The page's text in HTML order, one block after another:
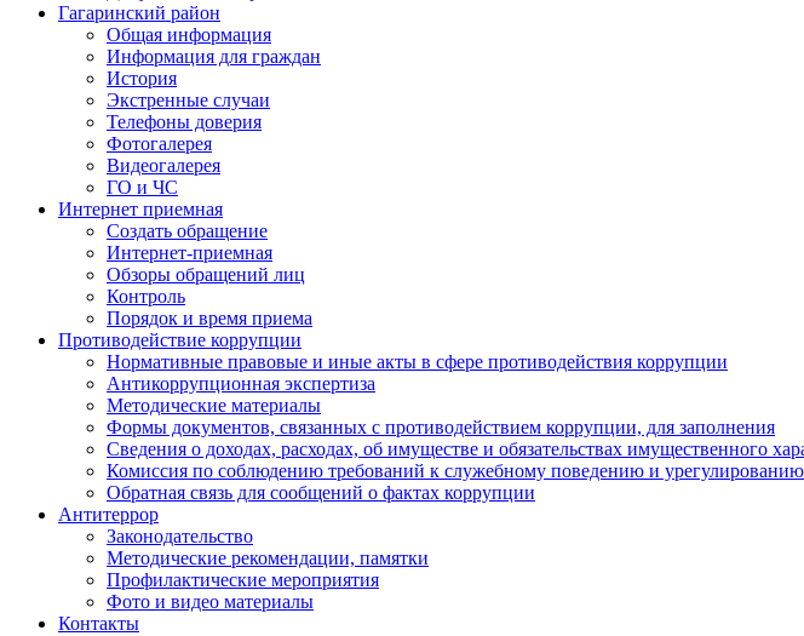
Гагаринский район
Общая информация
Информация для граждан
История
Экстренные случаи
Телефоны доверия
Фотогалерея
Видеогалерея
ГО и ЧС
Интернет приемная
Создать обращение
Интернет-приемная
Обзоры обращений лиц
Контроль
Порядок и время приема
Противодействие коррупции
Нормативные правовые и иные акты в сфере противодействия коррупции
Антикоррупционная экспертиза
Методические материалы
Формы документов, связанных с противодействием коррупции, для заполнения
Сведения о доходах, расходах, об имуществе и обязательствах имущественного
Комиссия по соблюдению требований к служебному поведению и
Обратная связь для сообщений о фактах коррупции
Антитеррор
Законодательство
Методические рекомендации, памятки
Профилактические мероприятия
Фото и видео материалы
Контакты